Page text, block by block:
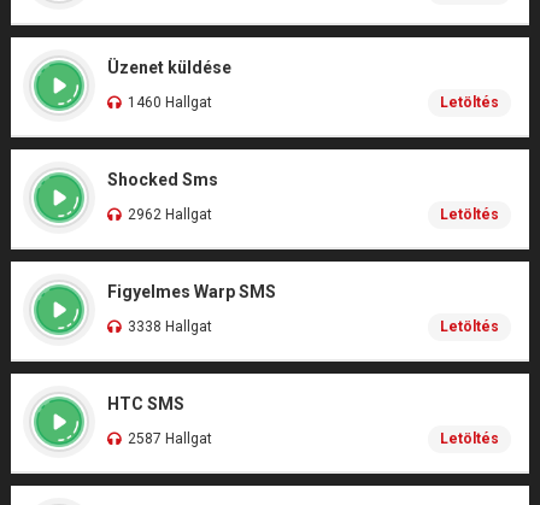
Üzenet küldése
1460 Hallgat Letöltés
Shocked Sms
2962 Hallgat Letöltés
Figyelmes Warp SMS
3338 Hallgat Letöltés
HTC SMS
2587 Hallgat Letöltés